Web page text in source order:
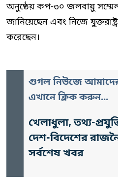
অনুষ্ঠেয় কপ-৩০ জলবায়ু
জানিয়েছেন এবং নিজে
করেছেন।
গুগল নিউজে
এখানে ক্লিক করুন...
খেলাধুলা, তথ্য-
দেশ-বিদেশের
সর্বশেষ খবর